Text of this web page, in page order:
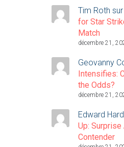
Tim Roth sur
for Star
Match
décembre 21,
Geovanny
Intensifies:
the Odds?
décembre 21,
Edward
Up:
Contender